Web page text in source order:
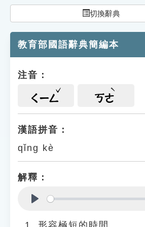
索引選單
單字索引
遊戲專區
貓頭鷹博士
切換辭典
教育部國語辭典簡編本
注音：
ㄑㄧㄥ ㄎㄜ
漢語拼音：
qǐng kè
解釋：
形容極短的時間。